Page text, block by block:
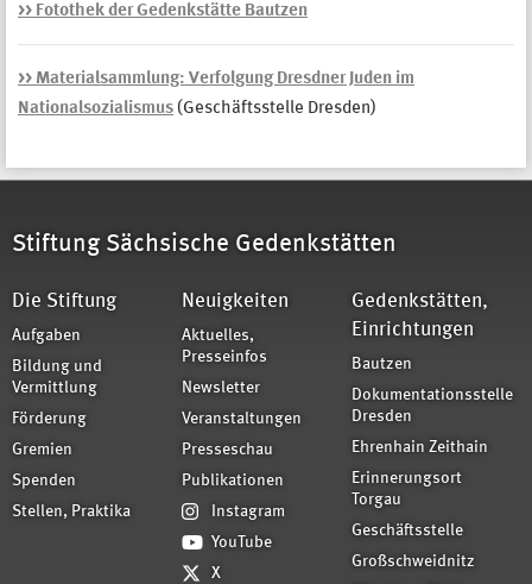
>> Fotothek der Gedenkstätte Bautzen
>> Materialsammlung: Verfolgung Dresdner Juden im
Nationalsozialismus (Geschäftsstelle Dresden)
Stiftung Sächsische Gedenkstätten
Die Stiftung
Aufgaben
Bildung und
Vermittlung
Förderung
Gremien
Spenden
Stellen, Praktika
Neuigkeiten
Aktuelles,
Presseinfos
Newsletter
Veranstaltungen
Presseschau
Publikationen
Instagram
YouTube
X
Gedenkstätten,
Einrichtungen
Bautzen
Dokumentationsstelle
Dresden
Ehrenhain Zeithain
Erinnerungsort
Torgau
Geschäftsstelle
Großschweidnitz